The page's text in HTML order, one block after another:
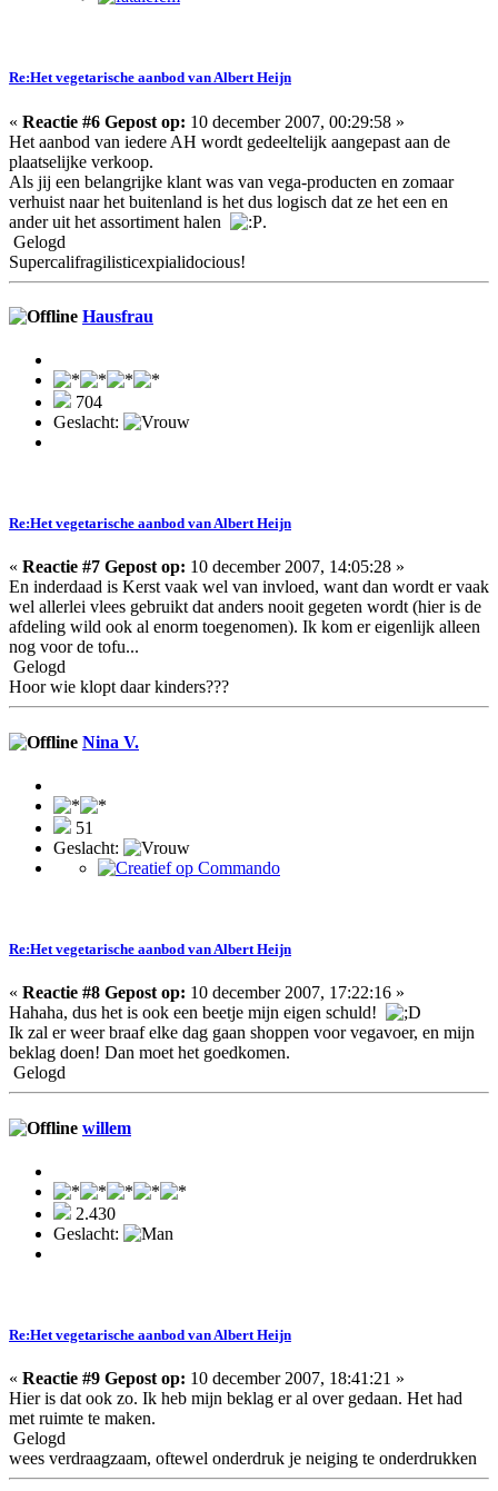
Re:Het vegetarische aanbod van Albert Heijn
« Reactie #6 Gepost op: 10 december 2007, 00:29:58 »
Het aanbod van iedere AH wordt gedeeltelijk aangepast aan de
plaatselijke verkoop.
Als jij een belangrijke klant was van vega-producten en zomaar
verhuist naar het buitenland is het dus logisch dat ze het een en
ander uit het assortiment halen
.
Gelogd
Supercalifragilisticexpialidocious!
Hausfrau
704
Geslacht:
Re:Het vegetarische aanbod van Albert Heijn
« Reactie #7 Gepost op: 10 december 2007, 14:05:28 »
En inderdaad is Kerst vaak wel van invloed, want dan wordt er vaak
wel allerlei vlees gebruikt dat anders nooit gegeten wordt (hier is de
afdeling wild ook al enorm toegenomen). Ik kom er eigenlijk alleen
nog voor de tofu...
Gelogd
Hoor wie klopt daar kinders???
Nina V.
51
Geslacht:
Re:Het vegetarische aanbod van Albert Heijn
« Reactie #8 Gepost op: 10 december 2007, 17:22:16 »
Hahaha, dus het is ook een beetje mijn eigen schuld!
Ik zal er weer braaf elke dag gaan shoppen voor vegavoer, en mijn
beklag doen! Dan moet het goedkomen.
Gelogd
willem
2.430
Geslacht:
Re:Het vegetarische aanbod van Albert Heijn
« Reactie #9 Gepost op: 10 december 2007, 18:41:21 »
Hier is dat ook zo. Ik heb mijn beklag er al over gedaan. Het had
met ruimte te maken.
Gelogd
wees verdraagzaam, oftewel onderdruk je neiging te onderdrukken